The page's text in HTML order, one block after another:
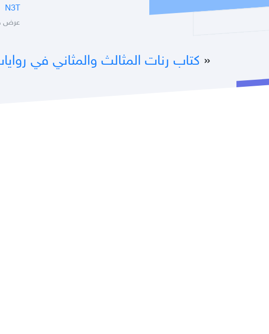
N3T
عرض
« كتاب رنات المثالث والمثاني في